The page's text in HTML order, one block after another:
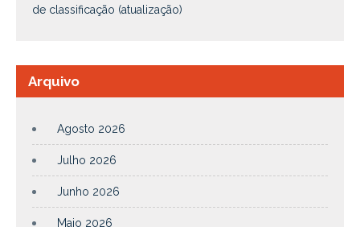
de classificação (atualização)
Arquivo
Agosto 2026
Julho 2026
Junho 2026
Maio 2026